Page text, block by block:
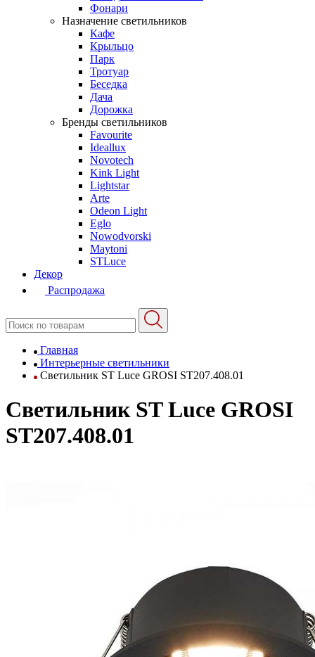
Фонари
Назначение светильников
Кафе
Крыльцо
Парк
Тротуар
Беседка
Дача
Дорожка
Бренды светильников
Favourite
Ideallux
Novotech
Kink Light
Lightstar
Arte
Odeon Light
Eglo
Nowodvorski
Maytoni
STLuce
Декор
Распродажа
Главная
Интерьерные светильники
Светильник ST Luce GROSI ST207.408.01
Светильник ST Luce GROSI
ST207.408.01